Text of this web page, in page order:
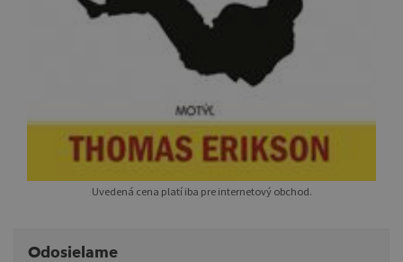
Uvedená cena platí iba pre internetový obchod.
Odosielame